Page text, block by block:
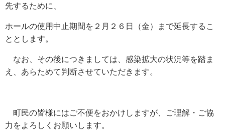
先するために、
ホールの使用中止期間を２月２６日（金）まで延長するこ
ととします。
なお、その後につきましては、感染拡大の状況等を踏ま
え、あらためて判断させていただきます。
町民の皆様にはご不便をおかけしますが、ご理解・ご協
力をよろしくお願いします。